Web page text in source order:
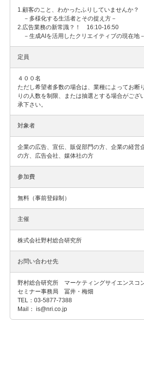
1.顧客のこと、わかったふりしていませんか
－多様化する生活者とその捉え方－
2.広告業務の新常識？！ 16:10-16:50
－生成AIを活用したクリエイティブの現在地－
定員
４００名
ただし希望者多数の場合は、業種によってお断
りの人数を制限、または抽選とする場合がござ
承下さい。
対象者
企業の広告、宣伝、販促部門の方、企業の経営
の方、広告会社、媒体社の方
参加費
無料（事前登録制）
主催
株式会社野村総合研究所
お問い合わせ先
野村総合研究所 マーケティングサイエンスコ
セミナー事務局 冨井・梅畑
TEL：03-5877-7388
Mail： is@nri.co.jp